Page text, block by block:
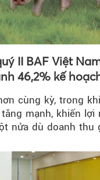
II BAF Việt
46,2% kế
cùng kỳ, trong
mạnh, khiến lợi
nửa dù doanh thu